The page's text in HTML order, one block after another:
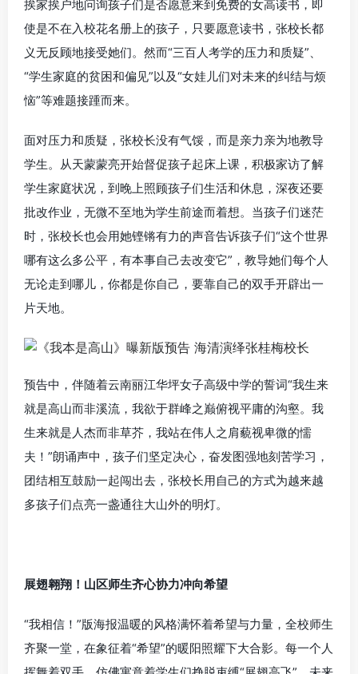
挨家挨户地问询孩子们是否愿意来到免费的女高读书，即
使是不在入校花名册上的孩子，只要愿意读书，张校长都
义无反顾地接受她们。然而“三百人考学的压力和质疑”、
“学生家庭的贫困和偏见”以及“女娃儿们对未来的纠结与烦
恼”等难题接踵而来。
面对压力和质疑，张校长没有气馁，而是亲力亲为地教导
学生。从天蒙蒙亮开始督促孩子起床上课，积极家访了解
学生家庭状况，到晚上照顾孩子们生活和休息，深夜还要
批改作业，无微不至地为学生前途而着想。当孩子们迷茫
时，张校长也会用她铿锵有力的声音告诉孩子们“这个世界
哪有这么多公平，有本事自己去改变它”，教导她们每个人
无论走到哪儿，你都是你自己，要靠自己的双手开辟出一
片天地。
预告中，伴随着云南丽江华坪女子高级中学的誓词“我生来
就是高山而非溪流，我欲于群峰之巅俯视平庸的沟壑。我
生来就是人杰而非草芥，我站在伟人之肩藐视卑微的懦
夫！”朗诵声中，孩子们坚定决心，奋发图强地刻苦学习，
团结相互鼓励一起闯出去，张校长用自己的方式为越来越
多孩子们点亮一盏通往大山外的明灯。
展翅翱翔！山区师生齐心协力冲向希望
“我相信！”版海报温暖的风格满怀着希望与力量，全校师生
齐聚一堂，在象征着“希望”的暖阳照耀下大合影。每一个人